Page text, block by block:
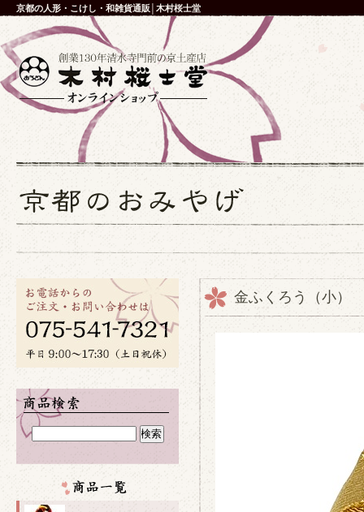
京都の人形・こけし・和雑貨通販│木村桜士堂
金ふくろう（小）